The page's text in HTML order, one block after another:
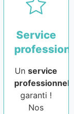
Service
Unservice
professionnel
garanti !
Nos